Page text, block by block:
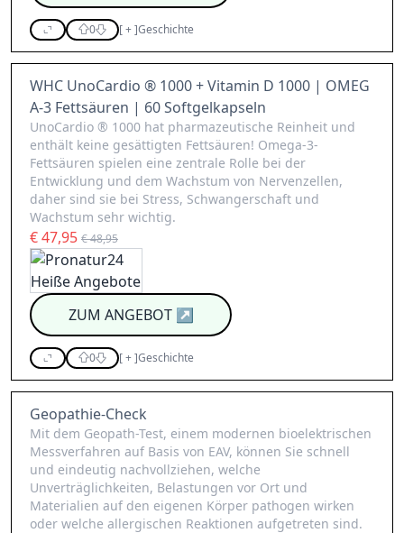
0 [+]Geschichte
WHC UnoCardio ® 1000 + Vitamin D 1000 | OMEG
A-3 Fettsäuren | 60 Softgelkapseln
UnoCardio ® 1000 hat pharmazeutische Reinheit und
enthält keine gesättigten Fettsäuren! Omega-3-
Fettsäuren spielen eine zentrale Rolle bei der
Entwicklung und dem Wachstum von Nervenzellen,
daher sind sie bei Stress, Schwangerschaft und
Wachstum sehr wichtig.
€ 47,95 € 48,95
ZUM ANGEBOT↗
0 [+]Geschichte
Geopathie-Check
Mit dem Geopath-Test, einem modernen bioelektrischen
Messverfahren auf Basis von EAV, können Sie schnell
und eindeutig nachvollziehen, welche
Unverträglichkeiten, Belastungen vor Ort und
Materialien auf den eigenen Körper pathogen wirken
oder welche allergischen Reaktionen aufgetreten sind.